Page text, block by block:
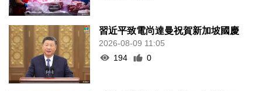
習近平致電尚達曼祝賀新加坡國慶
2026-08-09 11:05
194
0